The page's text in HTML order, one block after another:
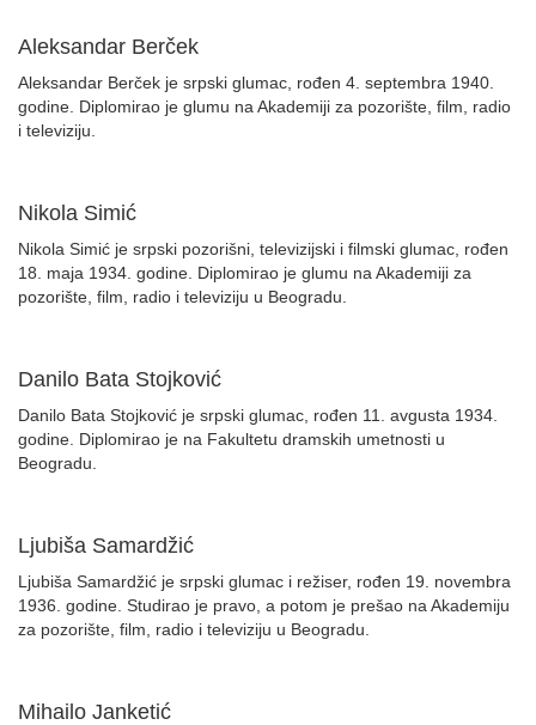
Aleksandar Berček
Aleksandar Berček je srpski glumac, rođen 4. septembra 1940.
godine. Diplomirao je glumu na Akademiji za pozorište, film, radio
i televiziju.
Nikola Simić
Nikola Simić je srpski pozorišni, televizijski i filmski glumac, rođen
18. maja 1934. godine. Diplomirao je glumu na Akademiji za
pozorište, film, radio i televiziju u Beogradu.
Danilo Bata Stojković
Danilo Bata Stojković je srpski glumac, rođen 11. avgusta 1934.
godine. Diplomirao je na Fakultetu dramskih umetnosti u
Beogradu.
Ljubiša Samardžić
Ljubiša Samardžić je srpski glumac i režiser, rođen 19. novembra
1936. godine. Studirao je pravo, a potom je prešao na Akademiju
za pozorište, film, radio i televiziju u Beogradu.
Mihailo Janketić